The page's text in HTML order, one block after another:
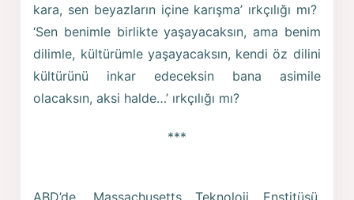
kara, sen beyazların içine karışma’ ırkçılığı mı?
‘Sen benimle birlikte yaşayacaksın, ama benim
dilimle, kültürümle yaşayacaksın, kendi öz dilini
kültürünü inkar edeceksin bana asimile
olacaksın, aksi halde…’ ırkçılığı mı?
***